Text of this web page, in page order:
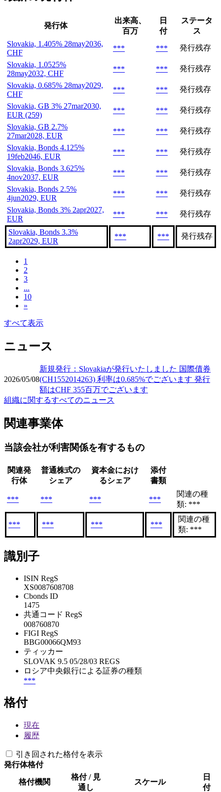
発行体
出来高、
百万
日
付
ステータ
ス
Slovakia, 1.405% 28may2036,
CHF
*** ***
発行残存
Slovakia, 1.0525%
28may2032, CHF
*** ***
発行残存
Slovakia, 0.685% 28may2029,
CHF
*** ***
発行残存
Slovakia, GB 3% 27mar2030,
EUR (259)
*** ***
発行残存
Slovakia, GB 2.7%
27mar2028, EUR
*** ***
発行残存
Slovakia, Bonds 4.125%
19feb2046, EUR
*** ***
発行残存
Slovakia, Bonds 3.625%
4nov2037, EUR
*** ***
発行残存
Slovakia, Bonds 2.5%
4jun2029, EUR
*** ***
発行残存
Slovakia, Bonds 3% 2apr2027,
EUR
*** *** 発行残存
Slovakia, Bonds 3.3%
2apr2029, EUR
*** *** 発行残存
1
2
3
...
10
»
すべて表示
ニュース
2026/05/08
新規発行：Slovakiaが発行いたしました 国際債券
(CH1552014263) 利率は0.685%でございます 発行
額はCHF 355百万でございます
組織に関するすべてのニュース
関連事業体
当該会社が利害関係を有するもの
関連発
行体
普通株式の
シェア
資本金におけ
るシェア
添付
書類
*** *** *** ***
関連の種
類: ***
*** *** *** ***
関連の種
類: ***
識別子
ISIN RegS
XS0087608708
Cbonds ID
1475
共通コード RegS
008760870
FIGI RegS
BBG00066QM93
ティッカー
SLOVAK 9.5 05/28/03 REGS
ロシア中央銀行による証券の種類
***
格付
現在
履歴
引き回された格付を表示
発行体格付
格付機関
格付 / 見
通し
スケール
日
付